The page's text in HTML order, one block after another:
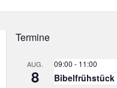
Termine
AUG.
8
09:00 - 11:00
Bibelfrühstück